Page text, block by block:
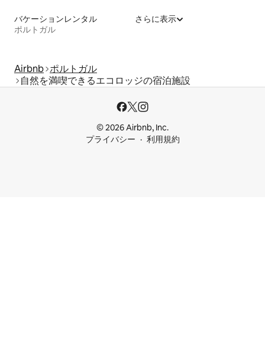
バケーションレンタル
ポルトガル
さらに表示
Airbnb ポルトガル
自然を満喫できるエコロッジの宿泊施設
© 2026 Airbnb, Inc.
プライバシー
利用規約